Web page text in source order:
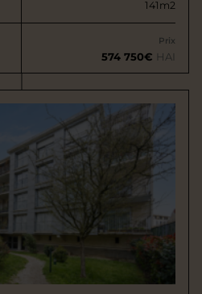
141m2
Prix
574 750€ HAI